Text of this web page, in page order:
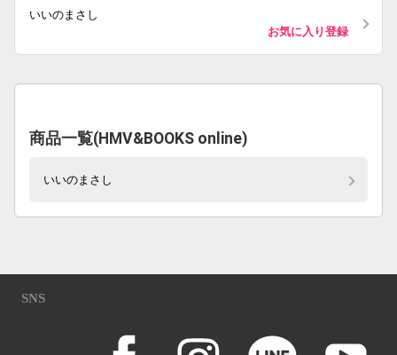
いいのまさし
お気に入り登録
商品一覧(HMV&BOOKS online)
いいのまさし
SNS